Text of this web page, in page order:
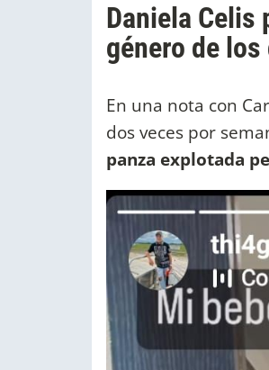
Daniela Celis
género de
En una nota con
dos veces por
panza explotada